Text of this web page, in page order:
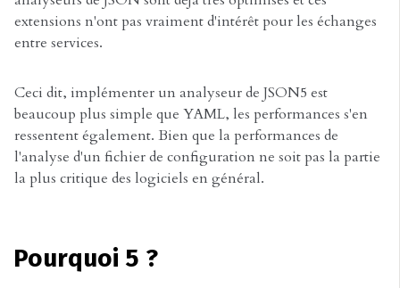
extensions n'ont pas vraiment d'intérêt pour les échanges
entre services.
Ceci dit, implémenter un analyseur de JSON5 est
beaucoup plus simple que YAML, les performances s'en
ressentent également. Bien que la performances de
l'analyse d'un fichier de configuration ne soit pas la partie
la plus critique des logiciels en général.
Pourquoi 5 ?